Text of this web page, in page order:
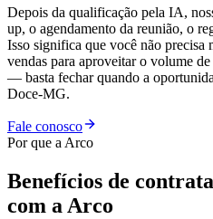
Depois da qualificação pela IA,
up, o agendamento da reunião, o
Isso significa que você não precisa
vendas para aproveitar o volume
— basta fechar quando a
Doce-MG.
Fale conosco
Por que a Arco
Benefícios de
com a Arco